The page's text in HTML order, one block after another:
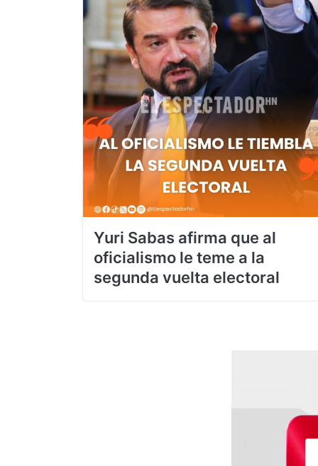
Yuri Sabas afirma que al
oficialismo le teme a la
segunda vuelta electoral